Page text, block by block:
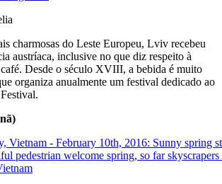
charmosas do Leste Europeu, Lviv recebeu
austríaca, inclusive no que diz respeito à
Desde o século XVIII, a bebida é muito
organiza anualmente um festival dedicado ao